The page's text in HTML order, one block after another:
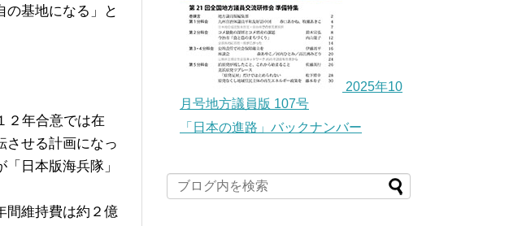
の基地になる」と
２年合意では在
させる計画になっ
日本版海兵隊」
間維持費は約２億
2025年10
月号地方議員版 107号
「日本の進路」バックナンバー